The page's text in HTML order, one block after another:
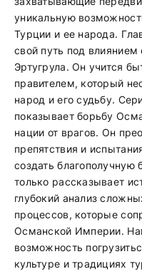
уникальную
Турции и ее народа.
свой путь под влиянием
Эртугрула. Он учится
правителем, который
народ и его судьбу.
показывает борьбу
нации от врагов. Он
препятствия и
создать
только рассказывает
глубокий анализ
процессов, которые
Османской Империи.
возможность
культуре и традициях